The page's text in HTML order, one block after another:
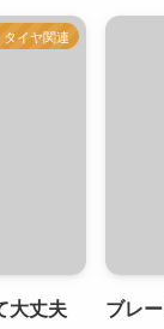
タイヤ関連
大丈夫
ブレ